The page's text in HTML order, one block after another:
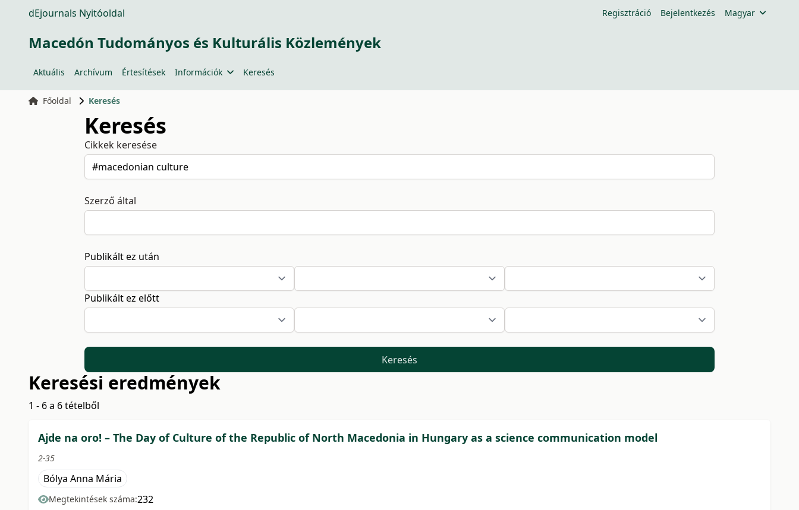
dEjournals Nyitóoldal Regisztráció Bejelentkezés Magyar
Macedón Tudományos és Kulturális Közlemények
Aktuális Archívum Értesítések Információk Keresés
Főoldal Keresés
Keresés
Cikkek keresése
Szerző által
Publikált ez után
Publikált ez előtt
Keresés
Keresési eredmények
1 - 6 a 6 tételből
Ajde na oro! – The Day of Culture of the Republic of North Macedonia in Hungary as a science communication model
2-35
Bólya Anna Mária
Megtekintések száma:232